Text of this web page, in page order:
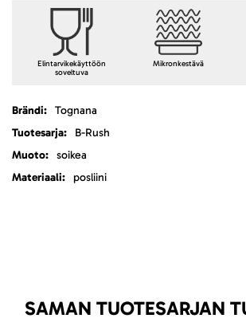
Elintarvikekäyttöön
soveltuva
Mikronkestävä
LisätietojaTognana
B-Rush
soikea
posliini
SAMAN TUOTESARJAN